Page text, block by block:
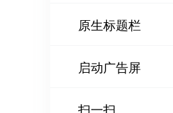
原生标题栏
启动广告屏
扫一扫